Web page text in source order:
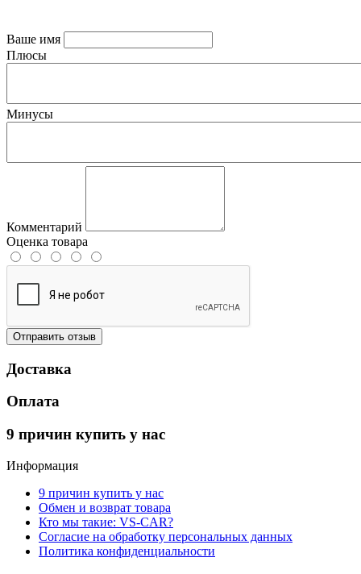
Ваше имя
Плюсы
Минусы
Комментарий
Оценка товара
Отправить отзыв
Доставка
Оплата
9 причин купить у нас
Информация
9 причин купить у нас
Обмен и возврат товара
Кто мы такие: VS-CAR?
Согласие на обработку персональных данных
Политика конфиденциальности